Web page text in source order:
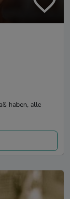
haben, alle